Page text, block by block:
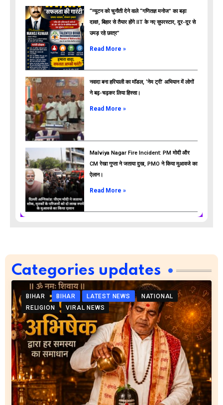
ads
“न्यूटन को चुनौती देने वाले “गणितज्ञ मनोज” का बड़ा
दावा!, बिहार से तैयार होंगे IIT के नए सुपरस्टार, दूर-दूर से
उमड़ रहे छात्र”
Read More »
नवादा बना हरियाली का मॉडल, ‘नेम ट्री’ अभियान में लोगों
ने बढ़-चढ़कर लिया हिस्सा।
Read More »
Malviya Nagar Fire Incident: PM मोदी और
CM रेखा गुप्ता ने जताया दुख, PMO ने किया मुआवजे का
ऐलान।
Read More »
Categories updates
BIHAR BIHAR LATEST NEWS
NATIONAL
RELIGION
VIRAL NEWS